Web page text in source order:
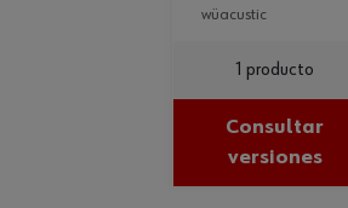
wüacustic
1 producto
Consultar
versiones